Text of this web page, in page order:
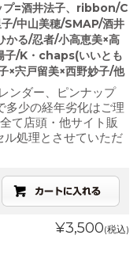
プ=酒井法子、ribbon/C
/中山美穂/SMAP/酒井
る/忍者/小高恵美×高
子/K・chaps(いいとも
×宍戸留美×西野妙子/他
ンダー、ピンナップ
少の経年劣化はご理
て店頭・他サイト販
処理とさせていただ
¥3,500(税込)